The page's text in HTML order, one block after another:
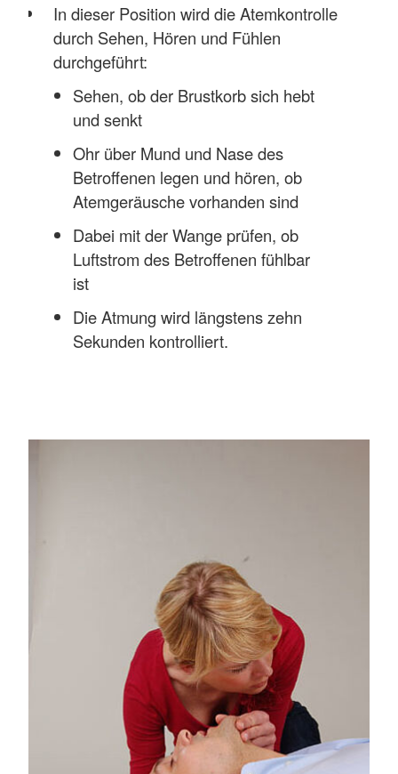
In dieser Position wird die Atemkontrolle
durch Sehen, Hören und Fühlen
durchgeführt:
Sehen, ob der Brustkorb sich hebt
und senkt
Ohr über Mund und Nase des
Betroffenen legen und hören, ob
Atemgeräusche vorhanden sind
Dabei mit der Wange prüfen, ob
Luftstrom des Betroffenen fühlbar
ist
Die Atmung wird längstens zehn
Sekunden kontrolliert.